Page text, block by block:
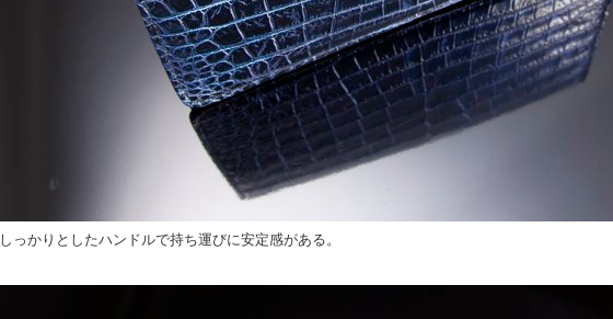
しっかりとしたハンドルで持ち運びに安定感がある。